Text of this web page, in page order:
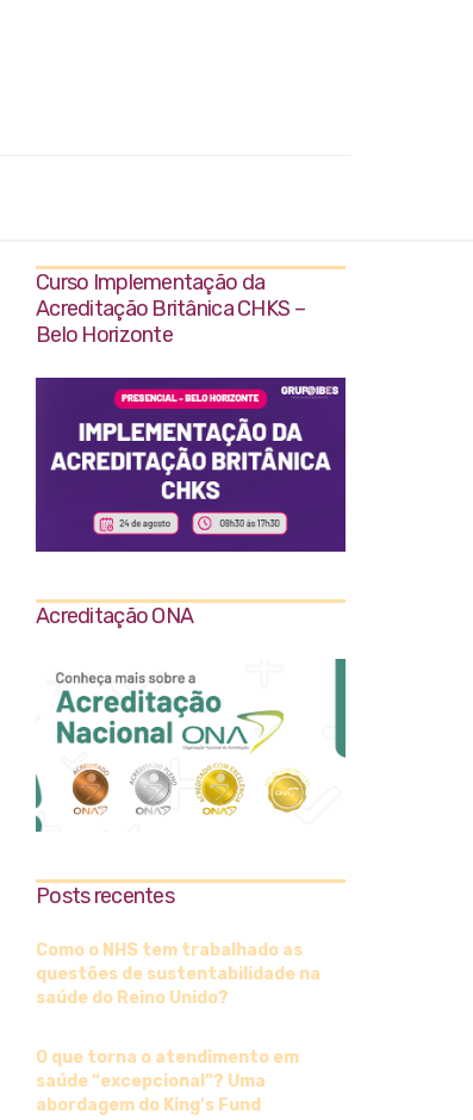
Curso Implementação da
Acreditação Britânica CHKS –
Belo Horizonte
Acreditação ONA
Posts recentes
Como o NHS tem trabalhado as
questões de sustentabilidade na
saúde do Reino Unido?
O que torna o atendimento em
saúde “excepcional”? Uma
abordagem do King’s Fund